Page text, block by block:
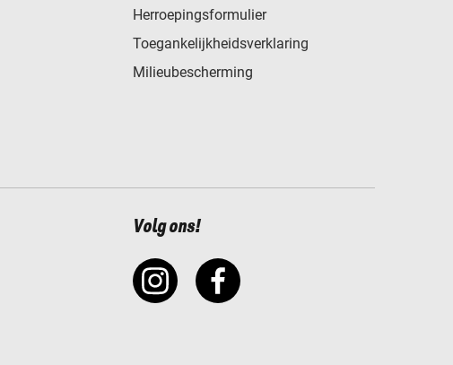
Herroepingsformulier
Toegankelijkheidsverklaring
Milieubescherming
Volg ons!